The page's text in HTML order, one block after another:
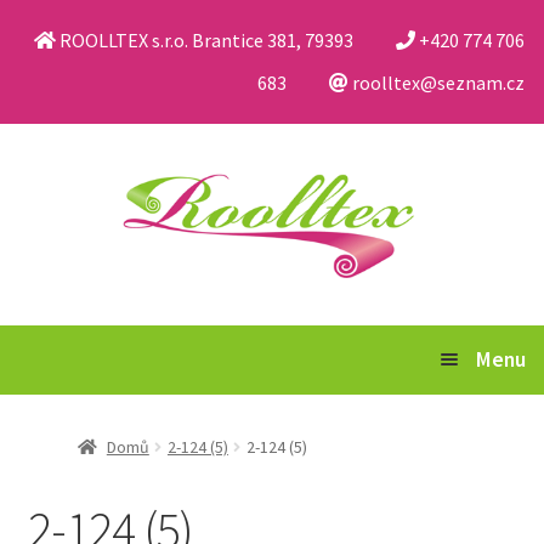
ROOLLTEX s.r.o. Brantice 381, 79393
+420 774 706
683
roolltex@seznam.cz
Menu
Domů 2-124 (5) 2-124 (5)
2-124 (5)